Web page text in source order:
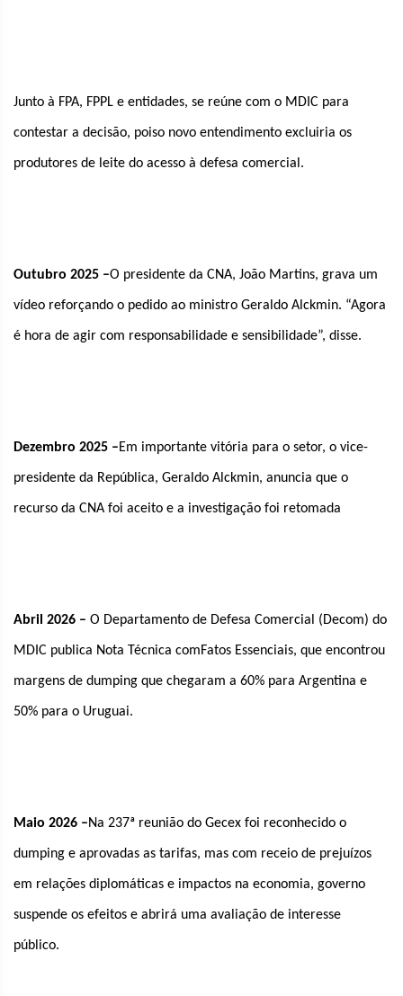
Junto à FPA, FPPL e entidades, se reúne com o MDIC para
contestar a decisão, poiso novo entendimento excluiria os
produtores de leite do acesso à defesa comercial.
Outubro 2025 –O presidente da CNA, João Martins, grava um
vídeo reforçando o pedido ao ministro Geraldo Alckmin. “Agora
é hora de agir com responsabilidade e sensibilidade”, disse.
Dezembro 2025 –Em importante vitória para o setor, o vice-
presidente da República, Geraldo Alckmin, anuncia que o
recurso da CNA foi aceito e a investigação foi retomada
Abril 2026 – O Departamento de Defesa Comercial (Decom) do
MDIC publica Nota Técnica comFatos Essenciais, que encontrou
margens de dumping que chegaram a 60% para Argentina e
50% para o Uruguai.
Maio 2026 –Na 237ª reunião do Gecex foi reconhecido o
dumping e aprovadas as tarifas, mas com receio de prejuízos
em relações diplomáticas e impactos na economia, governo
suspende os efeitos e abrirá uma avaliação de interesse
público.